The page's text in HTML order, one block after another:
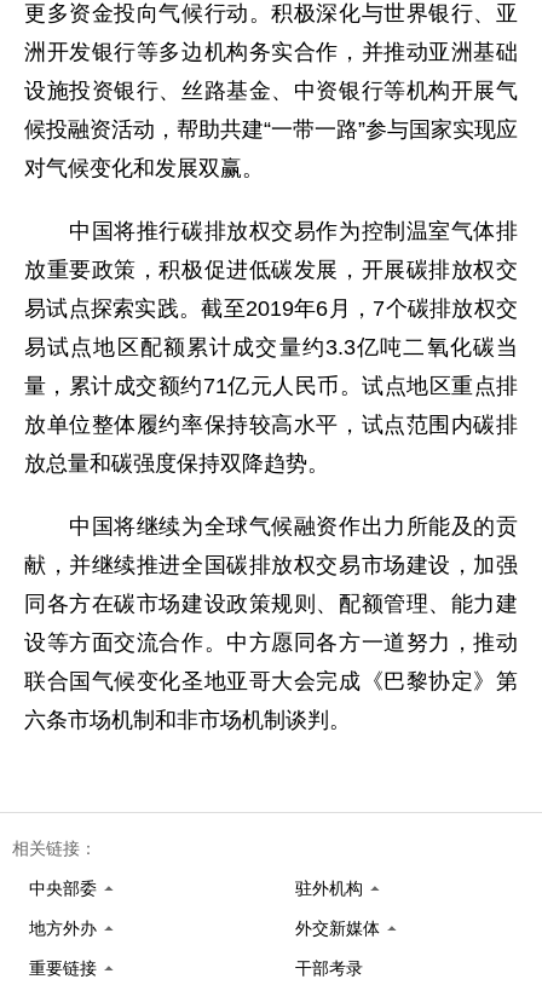
更多资金投向气候行动。积极深化与世界银行、亚
洲开发银行等多边机构务实合作，并推动亚洲基础
设施投资银行、丝路基金、中资银行等机构开展气
候投融资活动，帮助共建“一带一路”参与国家实现应
对气候变化和发展双赢。
中国将推行碳排放权交易作为控制温室气体排
放重要政策，积极促进低碳发展，开展碳排放权交
易试点探索实践。截至2019年6月，7个碳排放权交
易试点地区配额累计成交量约3.3亿吨二氧化碳当
量，累计成交额约71亿元人民币。试点地区重点排
放单位整体履约率保持较高水平，试点范围内碳排
放总量和碳强度保持双降趋势。
中国将继续为全球气候融资作出力所能及的贡
献，并继续推进全国碳排放权交易市场建设，加强
同各方在碳市场建设政策规则、配额管理、能力建
设等方面交流合作。中方愿同各方一道努力，推动
联合国气候变化圣地亚哥大会完成《巴黎协定》第
六条市场机制和非市场机制谈判。
相关链接：
中央部委 驻外机构
地方外办 外交新媒体
重要链接 干部考录